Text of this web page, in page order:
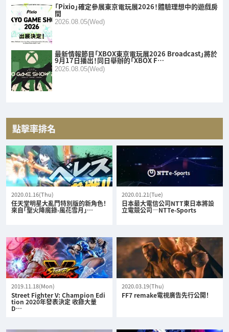
「Pixio」確定參展東京電玩展2026！體驗理想中的遊戲房
間
2026.08.05(Wed)
最新情報節目「XBOX東京電玩展2026 Broadcast」將於
9月17日播出！同日舉辦的「XBOX F…
2026.08.05(Wed)
點擊率排名
2020.01.16(Thu)
任天堂明星大亂鬥特別版的新角色！
來自「聖火降魔錄-風花雪月」…
2020.01.21(Tue)
日本最大電信公司NTT東日本將設
立電競公司—NTTe-Sports
2019.11.18(Mon)
Street Fighter V: Champion Edi
tion 2020年發表決定 收錄大量
D…
2020.03.19(Thu)
FF7 remake電視廣告先行公開！